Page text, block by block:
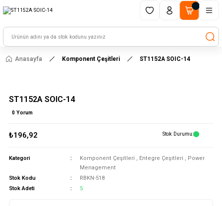
HAYAL ET - TASARLA - ÇALIŞTIR
Anasayfa Komponent Çeşitleri ST1152A SOIC-14
ST1152A SOIC-14
0 Yorum
₺196,92 Stok Durumu
Kategori Komponent Çeşitleri , Entegre Çeşitleri , Power
Menagement
Stok Kodu
RBKN-518
Stok Adeti
5